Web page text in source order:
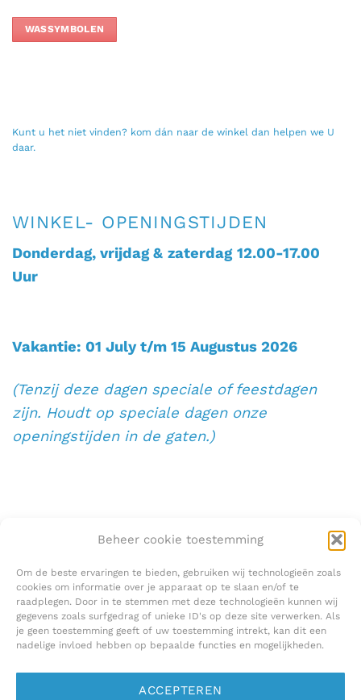
Beheer cookie toestemming
Om de beste ervaringen te bieden, gebruiken wij technologieën zoals
cookies om informatie over je apparaat op te slaan en/of te
raadplegen. Door in te stemmen met deze technologieën kunnen wij
gegevens zoals surfgedrag of unieke ID's op deze site verwerken. Als
je geen toestemming geeft of uw toestemming intrekt, kan dit een
nadelige invloed hebben op bepaalde functies en mogelijkheden.
ACCEPTEREN
WASSYMBOLEN
Kunt u het niet vinden? kom dán naar de winkel dan helpen we U
daar.
WINKEL- OPENINGSTIJDEN
Donderdag, vrijdag & zaterdag 12.00-17.00
Uur
Vakantie: 01 July t/m 15 Augustus 2026
(Tenzij deze dagen speciale of feestdagen
zijn. Houdt op speciale dagen onze
openingstijden in de gaten.)